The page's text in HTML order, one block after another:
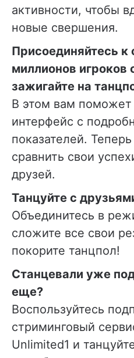
активности, чтобы
новые свершения.
Присоединяйтесь к
миллионов игроков
зажигайте на
В этом вам
интерфейс с
показателей.
сравнить свои
друзей.
Танцуйте с
Объединитесь в
сложите все свои
покорите танцпол!
Станцевали уже
еще?
Воспользуйтесь
стриминговый
Unlimited1 и